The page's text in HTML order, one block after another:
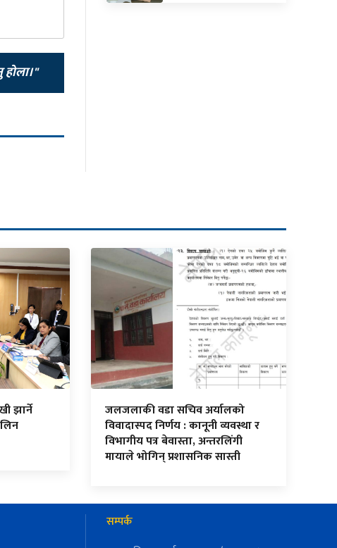
झार्ने
जलजलाकी वडा सचिव अर्यालको
विवादास्पद निर्णय : कानूनी व्यवस्था र
विभागीय पत्र बेवास्ता, अन्तरलिंगी
मायाले भोगिन् प्रशासनिक सास्ती
सम्पर्क